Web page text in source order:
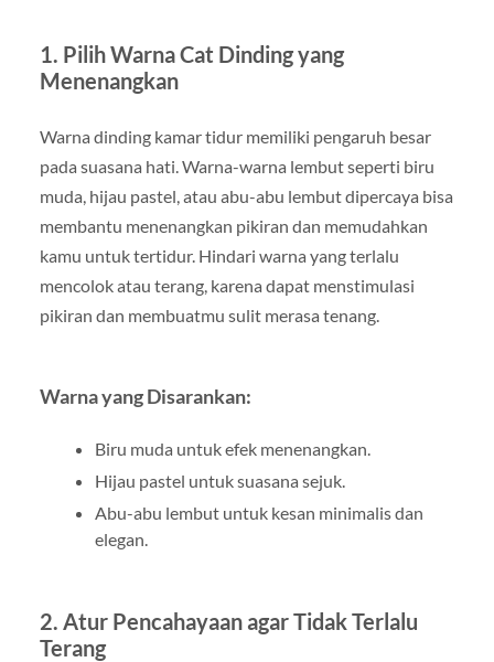
1. Pilih Warna Cat Dinding yang
Menenangkan
Warna dinding kamar tidur memiliki pengaruh besar
pada suasana hati. Warna-warna lembut seperti biru
muda, hijau pastel, atau abu-abu lembut dipercaya bisa
membantu menenangkan pikiran dan memudahkan
kamu untuk tertidur. Hindari warna yang terlalu
mencolok atau terang, karena dapat menstimulasi
pikiran dan membuatmu sulit merasa tenang.
Warna yang Disarankan:
Biru muda untuk efek menenangkan.
Hijau pastel untuk suasana sejuk.
Abu-abu lembut untuk kesan minimalis dan
elegan.
2. Atur Pencahayaan agar Tidak Terlalu
Terang